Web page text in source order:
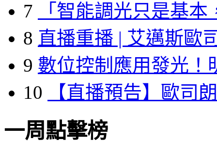
7
「智能調光只是基本
8 直播重播 | 艾邁斯歐
9 數位控制應用發光！
10
【直播預告】歐司
一周點擊榜